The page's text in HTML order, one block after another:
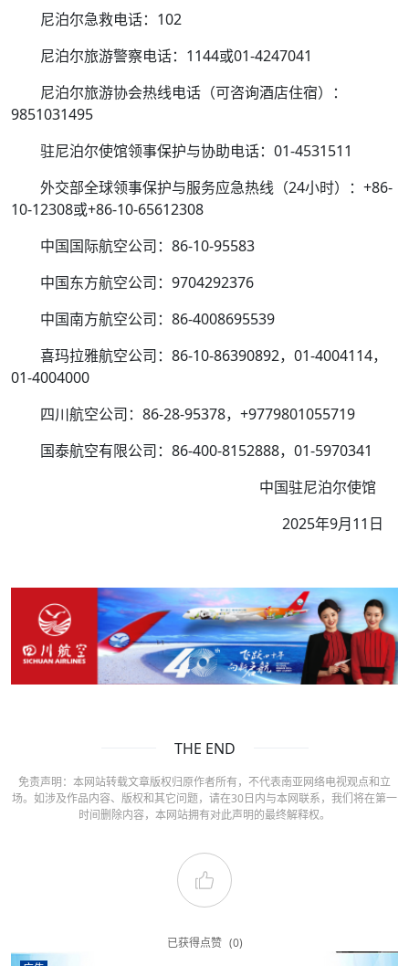
尼泊尔急救电话：102
尼泊尔旅游警察电话：1144或01-4247041
尼泊尔旅游协会热线电话（可咨询酒店住宿）：
9851031495
驻尼泊尔使馆领事保护与协助电话：01-4531511
外交部全球领事保护与服务应急热线（24小时）：+86-
10-12308或+86-10-65612308
中国国际航空公司：86-10-95583
中国东方航空公司：9704292376
中国南方航空公司：86-4008695539
喜玛拉雅航空公司：86-10-86390892，01-4004114，
01-4004000
四川航空公司：86-28-95378，+9779801055719
国泰航空有限公司：86-400-8152888，01-5970341
中国驻尼泊尔使馆
2025年9月11日
THE END
免责声明：本网站转载文章版权归原作者所有，不代表南亚网络电视观点和立
场。如涉及作品内容、版权和其它问题，请在30日内与本网联系，我们将在第一
时间删除内容，本网站拥有对此声明的最终解释权。
已获得点赞 (0)